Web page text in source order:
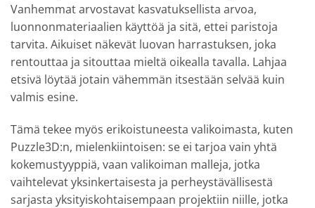
Vanhemmat arvostavat kasvatuksellista arvoa,
luonnonmateriaalien käyttöä ja sitä, ettei paristoja
tarvita. Aikuiset näkevät luovan harrastuksen, joka
rentouttaa ja sitouttaa mieltä oikealla tavalla. Lahjaa
etsivä löytää jotain vähemmän itsestään selvää kuin
valmis esine.
Tämä tekee myös erikoistuneesta valikoimasta, kuten
Puzzle3D:n, mielenkiintoisen: se ei tarjoa vain yhtä
kokemustyyppiä, vaan valikoiman malleja, jotka
vaihtelevat yksinkertaisesta ja perheystävällisestä
sarjasta yksityiskohtaisempaan projektiin niille, jotka